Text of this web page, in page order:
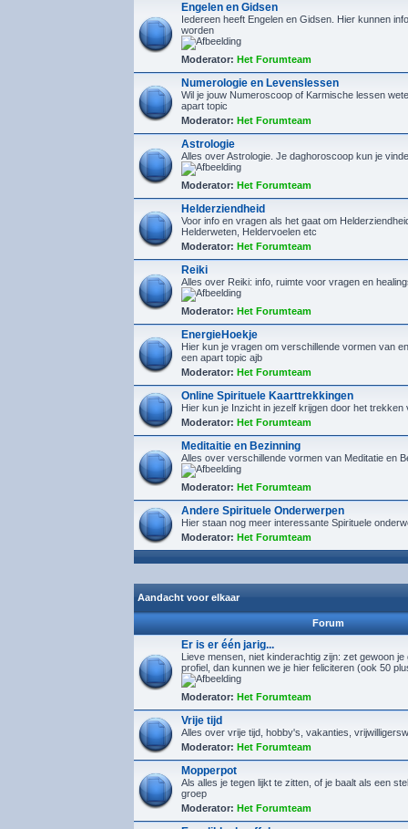
Engelen en Gidsen
Iedereen heeft Engelen en Gidsen. Hier kunnen
worden
Moderator: Het Forumteam
Numerologie en Levenslessen
Wil je jouw Numeroscoop of Karmische lessen
apart topic
Moderator: Het Forumteam
Astrologie
Alles over Astrologie. Je daghoroscoop kun je
Moderator: Het Forumteam
Helderziendheid
Voor info en vragen als het gaat om
Helderweten, Heldervoelen etc
Moderator: Het Forumteam
Reiki
Alles over Reiki: info, ruimte voor vragen en
Moderator: Het Forumteam
EnergieHoekje
Hier kun je vragen om verschillende vormen van
een apart topic ajb
Moderator: Het Forumteam
Online Spirituele Kaarttrekkingen
Hier kun je Inzicht in jezelf krijgen door het trekken
Moderator: Het Forumteam
Meditaitie en Bezinning
Alles over verschillende vormen van Meditatie en
Moderator: Het Forumteam
Andere Spirituele Onderwerpen
Hier staan nog meer interessante Spirituele
Moderator: Het Forumteam
Aandacht voor elkaar
Forum
Er is er één jarig...
Lieve mensen, niet kinderachtig zijn: zet gewoon je
profiel, dan kunnen we je hier feliciteren (ook 50
Moderator: Het Forumteam
Vrije tijd
Alles over vrije tijd, hobby's, vakanties,
Moderator: Het Forumteam
Mopperpot
Als alles je tegen lijkt te zitten, of je baalt als een
groep
Moderator: Het Forumteam